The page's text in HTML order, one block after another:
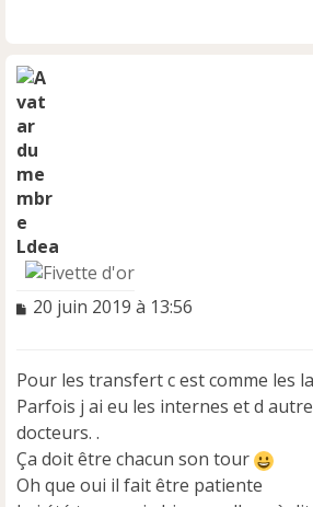
Ldea
M
a
g
e
n
o
n
20 juin 2019 à 13:56
Pour les transfert c est comme les
Parfois j ai eu les internes et d
docteurs. .
Ça doit être chacun son tour
Oh que oui il fait être patiente